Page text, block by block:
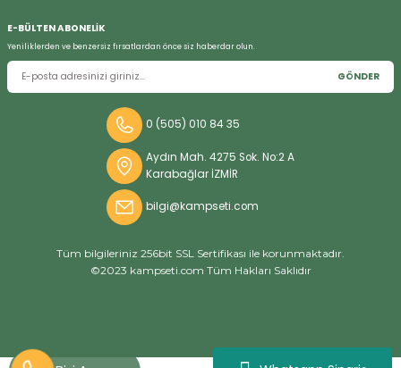
E-BÜLTEN ABONELİK
Yeniliklerden ve benzersiz fırsatlardan önce siz haberdar olun.
GÖNDER
0 (505) 010 84 35
Aydın Mah. 4275 Sok. No:2 A
Karabağlar İZMİR
bilgi@kampseti.com
Tüm bilgileriniz 256bit SSL Sertifikası ile korunmaktadır.
©2023 kampseti.com Tüm Hakları Saklıdır